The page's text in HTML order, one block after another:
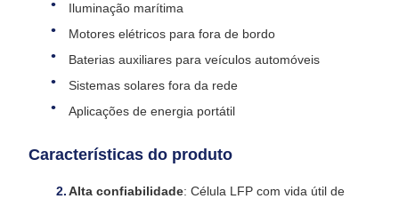
Iluminação marítima
Motores elétricos para fora de bordo
Baterias auxiliares para veículos automóveis
Sistemas solares fora da rede
Aplicações de energia portátil
Características do produto
Alta confiabilidade: Célula LFP com vida útil de